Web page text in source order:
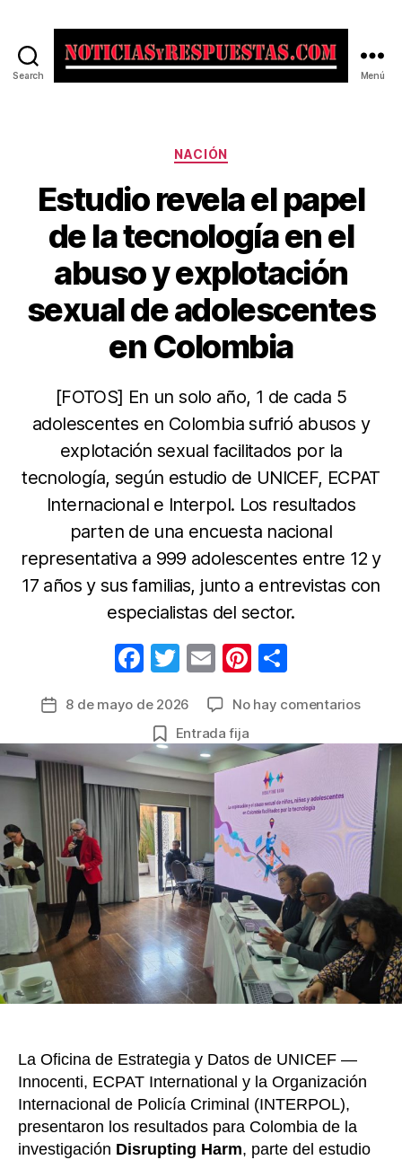
Search Menú
Categorías
NACIÓN
Estudio revela el papel
de la tecnología en el
abuso y explotación
sexual de adolescentes
en Colombia
[FOTOS] En un solo año, 1 de cada 5
adolescentes en Colombia sufrió abusos y
explotación sexual facilitados por la
tecnología, según estudio de UNICEF, ECPAT
Internacional e Interpol. Los resultados
parten de una encuesta nacional
representativa a 999 adolescentes entre 12 y
17 años y sus familias, junto a entrevistas con
especialistas del sector.
F
c
e
b
o
o
k
T
itt
er
E
ail
Pi
er
e
st
m
p
tir
Fecha
la
entrada
8 de mayo de 2026 No hay comentariosen
revela
papel
de
la
en
el
abuso
y
sexual
de
Entrada fija
La Oficina de Estrategia y Datos de UNICEF —
Innocenti, ECPAT International y la Organización
Internacional de Policía Criminal (INTERPOL),
presentaron los resultados para Colombia de la
investigación Disrupting Harm, parte del estudio